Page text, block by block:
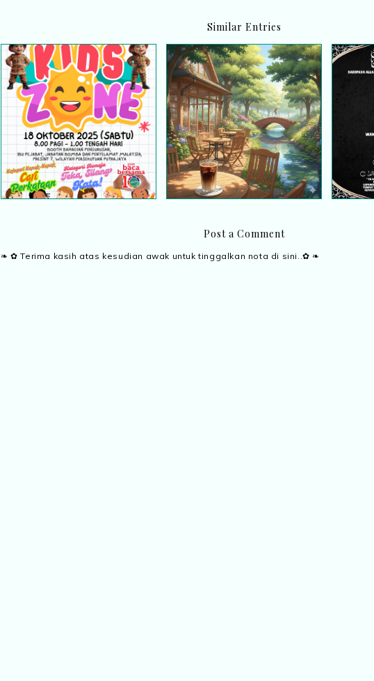
Similar Entries
Happening Gila! Karnival
Bomba Putrajaya 2025
Bila hati belajar untuk
sembuh
Post a Comment
❧ ✿ Terima kasih atas kesudian awak untuk tinggalkan nota di sini..✿ ❧